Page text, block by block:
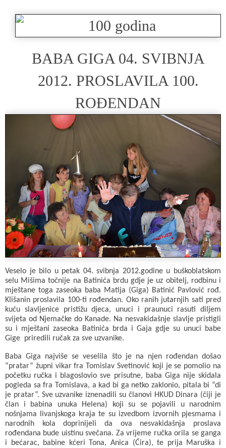
BABA GIGA 04. SVIBNJA
2012. PROSLAVILA 100.
ROĐENDAN
Veselo je bilo u petak 04. svibnja 2012.godine u buškoblatskom
selu Mišima točnije na Batinića brdu gdje je uz obitelj, rodbinu i
mještane toga zaseoka baba Matija (Giga) Batinić Pavlović rođ.
Klišanin proslavila 100-ti rođendan. Oko ranih jutarnjih sati pred
kuću slavljenice pristižu djeca, unuci i praunuci rasuti diljem
svijeta od Njemačke do Kanade. Na nesvakidašnje slavlje pristigli
su i mještani zaseoka Batinića brda i Gaja gdje su unuci babe
Gige priredili ručak za sve uzvanike.
Baba Giga najviše se veselila što je na njen rođendan došao
“pratar” župni vikar fra Tomislav Svetinović koji je se pomolio na
početku ručka i blagoslovio sve prisutne, baba Giga nije skidala
pogleda sa fra Tomislava, a kad bi ga netko zaklonio, pitala bi “di
je pratar”. Sve uzvanike iznenadili su članovi HKUD Dinara (čiji je
član i babina unuka Helena) koji su se pojavili u narodnim
nošnjama livanjskoga kraja te su izvedbom izvornih pjesmama i
narodnih kola doprinijeli da ova nesvakidašnja proslava
rođendana bude uistinu svečana. Za vrijeme ručka orila se ganga
i bećarac, babine kćeri Tona, Anica (Ćira), te prija Maruška i